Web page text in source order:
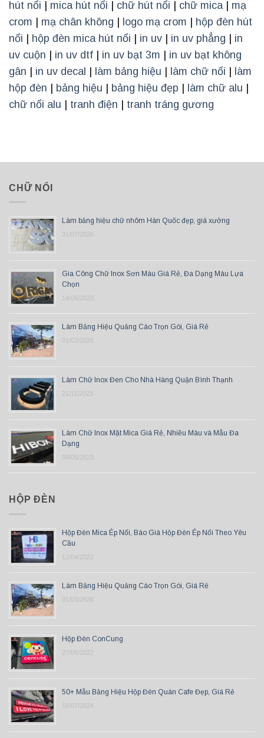
hút nổi | mica hút nổi | chữ hút nổi | chữ mica | mạ
crom | mạ chân không | logo mạ crom | hộp đèn hút
nổi | hộp đèn mica hút nổi | in uv | in uv phẳng | in
uv cuộn | in uv dtf | in uv bạt 3m | in uv bạt không
gân | in uv decal | làm bảng hiệu | làm chữ nổi | làm
hộp đèn | bảng hiệu | bảng hiệu đẹp | làm chữ alu |
chữ nổi alu | tranh điện | tranh tráng gương
CHỮ NỔI
Làm bảng hiệu chữ nhôm Hàn Quốc đẹp, giá xưởng
31/07/2026
Gia Công Chữ Inox Sơn Màu Giá Rẻ, Đa Dạng Màu Lựa
Chọn
14/06/2023
Làm Bảng Hiệu Quảng Cáo Trọn Gói, Giá Rẻ
01/03/2026
Làm Chữ Inox Đen Cho Nhà Hàng Quận Bình Thạnh
21/11/2023
Làm Chữ Inox Mặt Mica Giá Rẻ, Nhiều Màu và Mẫu Đa
Dạng
09/05/2023
HỘP ĐÈN
Hộp Đèn Mica Ép Nổi, Báo Giá Hộp Đèn Ép Nổi Theo Yêu
Cầu
12/04/2022
Làm Bảng Hiệu Quảng Cáo Trọn Gói, Giá Rẻ
01/03/2026
Hộp Đèn ConCung
27/05/2022
50+ Mẫu Bảng Hiệu Hộp Đèn Quán Cafe Đẹp, Giá Rẻ
16/07/2024